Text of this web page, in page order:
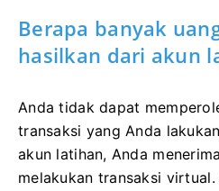
Berapa banyak
hasilkan dari akun
Anda tidak dapat
transaksi yang Anda
akun latihan, Anda
melakukan transaksi